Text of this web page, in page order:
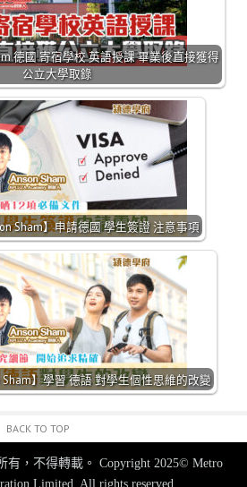
德國 寄宿學校 英語授課 畢業後直接獲得
公立大學取錄
Sham】申請德國 學生簽證 注意事項
Sham】學習 德語 對學生個性思維的改變
BACK TO TOP
有，不得轉載。 Copyright 2025© Metro
Limited. All rights reserved.